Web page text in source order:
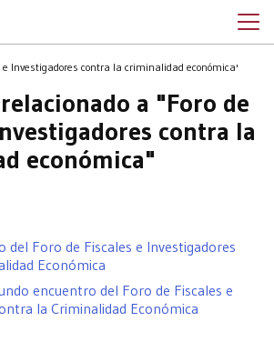
e Investigadores contra la criminalidad económica'
a "Foro de
contra la
económica"
del Foro de Fiscales e Investigadores
Económica
encuentro del Foro de Fiscales e
la Criminalidad Económica